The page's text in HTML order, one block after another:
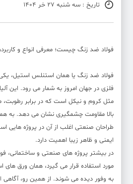
تاریخ : سه شنبه 27 خر 1404
فولاد ضد زنگ چیست؛ معرفی انواع و
فولاد ضد زنگ یا همان استنلس استیل، یکی
فلزی در جهان امروز به شمار می رود. این
مثل کروم و نیکل است که در برابر رطوبت،
بالا مقاومت چشمگیری نشان می دهد. به
طراحان صنعتی اغلب از آن در پروژه هایی
ایمنی و ظاهر زیبا اهمیت دارد.
در بیشتر پروژه های صنعتی و ساختمانی،
مورد استفاده قرار می گیرد، همان ورق های
به وفور دیده می شوند. از همین رو، آگاهی